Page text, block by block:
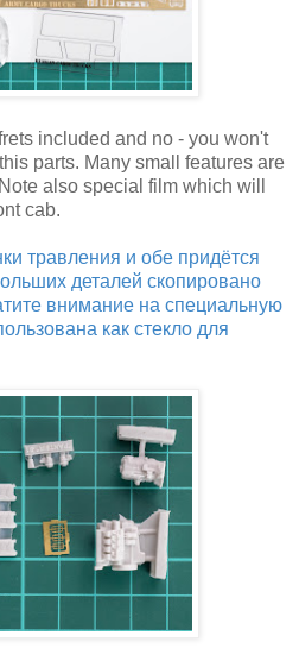
included and no - you won't
parts. Many small features are
also special film which will
cab.
травления и обе придётся
деталей скопировано
внимание на специальную
как стекло для